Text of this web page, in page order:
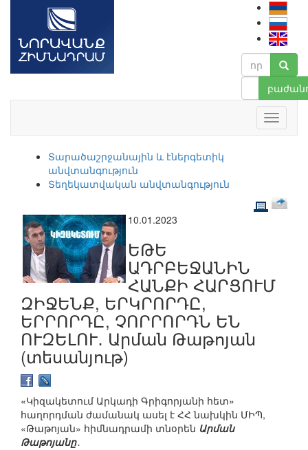
Տարածաշրջանային և էներգետիկ
անվտանգություն
Տեղեկատվական անվտանգություն
10.01.2023
ԵԹԵ
ԱԴՐԲԵՋԱՆԻՆ
ՀԱՆՔԻ ՀԱՐՑՈՒՄ
ԶԻՋԵՆՔ, ԵՐԿՐՈՐԴԸ,
ԵՐՐՈՐԴԸ, ՉՈՐՐՈՐԴՆ ԵՆ
ՈՒԶԵԼՈՒ․ Արման Թաթոյան
(տեսանյութ)
«Կիզակետում Արկադի Գրիգորյանի հետ»
հաղորդման ժամանակ ասել է ՀՀ նախկին ՄԻՊ,
«Թաթոյան» հիմնադրամի տնօրեն Արման
Թաթոյանը․